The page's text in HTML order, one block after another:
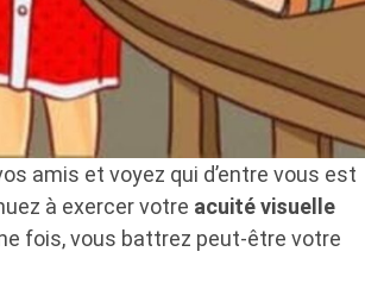
amis et voyez qui d’entre vous est
à exercer votre acuité visuelle
fois, vous battrez peut-être votre